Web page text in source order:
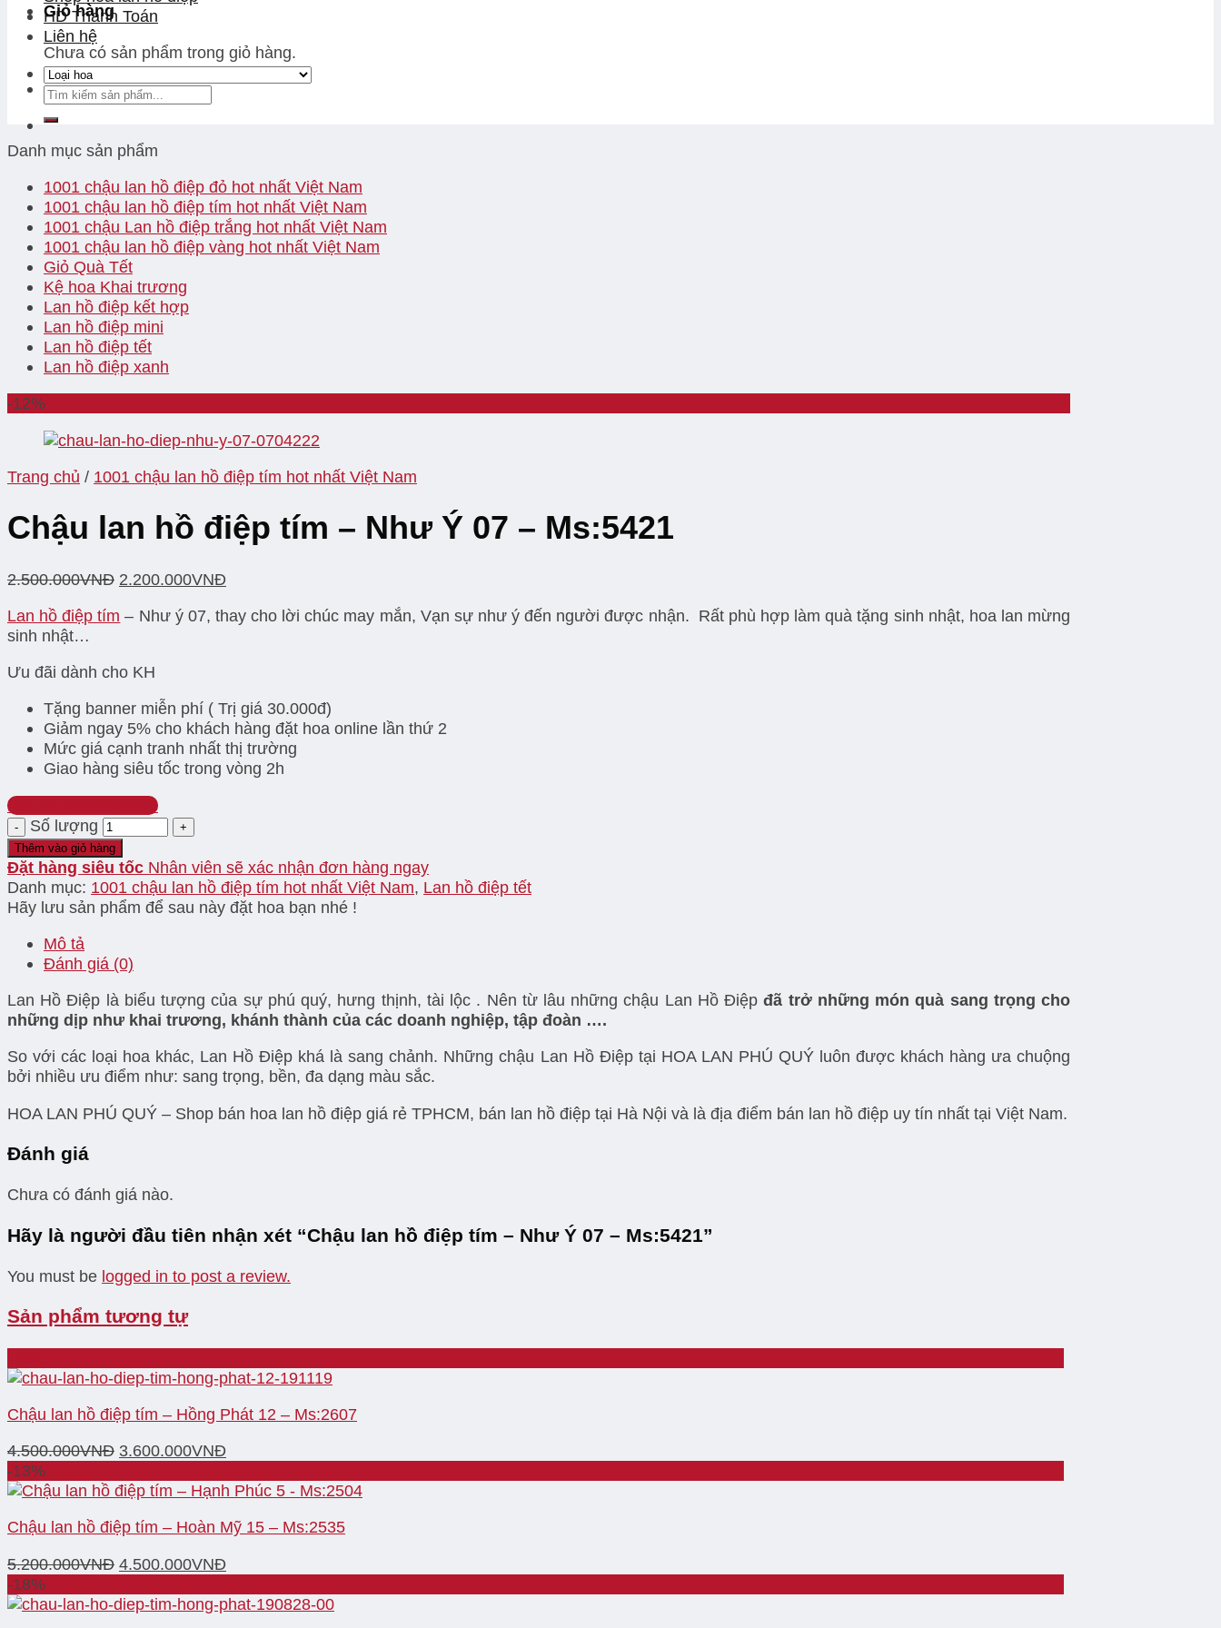
Giỏ hàng
Chưa có sản phẩm trong giỏ hàng.
HD Thanh Toán
Liên hệ
Danh mục sản phẩm
1001 chậu lan hồ điệp đỏ hot nhất Việt Nam
1001 chậu lan hồ điệp tím hot nhất Việt Nam
1001 chậu Lan hồ điệp trắng hot nhất Việt Nam
1001 chậu lan hồ điệp vàng hot nhất Việt Nam
Giỏ Quà Tết
Kệ hoa Khai trương
Lan hồ điệp kết hợp
Lan hồ điệp mini
Lan hồ điệp tết
Lan hồ điệp xanh
-12%
Trang chủ / 1001 chậu lan hồ điệp tím hot nhất Việt Nam
Chậu lan hồ điệp tím – Như Ý 07 – Ms:5421
2.500.000VNĐ 2.200.000VNĐ
Lan hồ điệp tím – Như ý 07, thay cho lời chúc may mắn, Vạn sự như ý đến người được nhận. Rất phù hợp làm quà tặng sinh nhật, hoa lan mừng
sinh nhật…
Ưu đãi dành cho KH
Tặng banner miễn phí ( Trị giá 30.000đ)
Giảm ngay 5% cho khách hàng đặt hoa online lần thứ 2
Mức giá cạnh tranh nhất thị trường
Giao hàng siêu tốc trong vòng 2h
Hotline: 0939516933
Số lượng
Thêm vào giỏ hàng
Đặt hàng siêu tốc Nhân viên sẽ xác nhận đơn hàng ngay
Danh mục: 1001 chậu lan hồ điệp tím hot nhất Việt Nam, Lan hồ điệp tết
Hãy lưu sản phẩm để sau này đặt hoa bạn nhé !
Mô tả
Đánh giá (0)
Lan Hồ Điệp là biểu tượng của sự phú quý, hưng thịnh, tài lộc . Nên từ lâu những chậu Lan Hồ Điệp đã trở những món quà sang trọng cho
những dịp như khai trương, khánh thành của các doanh nghiệp, tập đoàn ….
So với các loại hoa khác, Lan Hồ Điệp khá là sang chảnh. Những chậu Lan Hồ Điệp tại HOA LAN PHÚ QUÝ luôn được khách hàng ưa chuộng
bởi nhiều ưu điểm như: sang trọng, bền, đa dạng màu sắc.
HOA LAN PHÚ QUÝ – Shop bán hoa lan hồ điệp giá rẻ TPHCM, bán lan hồ điệp tại Hà Nội và là địa điểm bán lan hồ điệp uy tín nhất tại Việt Nam.
Đánh giá
Chưa có đánh giá nào.
Hãy là người đầu tiên nhận xét “Chậu lan hồ điệp tím – Như Ý 07 – Ms:5421”
You must be logged in to post a review.
Sản phẩm tương tự
Chậu lan hồ điệp tím – Hồng Phát 12 – Ms:2607
4.500.000VNĐ 3.600.000VNĐ
-13%
Chậu lan hồ điệp tím – Hoàn Mỹ 15 – Ms:2535
5.200.000VNĐ 4.500.000VNĐ
-18%